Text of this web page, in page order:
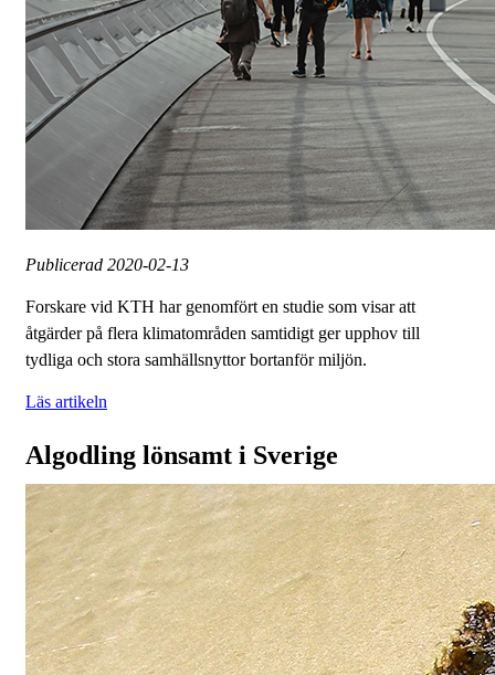
Publicerad 2020-02-13
Forskare vid KTH har genomfört en studie som visar att
åtgärder på flera klimatområden samtidigt ger upphov till
tydliga och stora samhällsnyttor bortanför miljön.
Läs artikeln
Algodling lönsamt i Sverige